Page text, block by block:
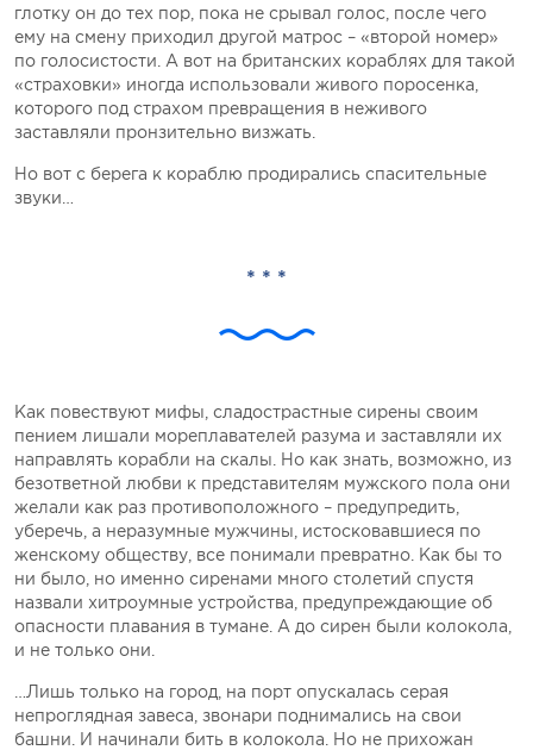
глотку он до тех пор, пока не срывал голос, после чего
ему на смену приходил другой матрос – «второй номер»
по голосистости. А вот на британских кораблях для такой
«страховки» иногда использовали живого поросенка,
которого под страхом превращения в неживого
заставляли пронзительно визжать.
Но вот с берега к кораблю продирались спасительные
звуки…
* * *
Как повествуют мифы, сладострастные сирены своим
пением лишали мореплавателей разума и заставляли их
направлять корабли на скалы. Но как знать, возможно, из
безответной любви к представителям мужского пола они
желали как раз противоположного – предупредить,
уберечь, а неразумные мужчины, истосковавшиеся по
женскому обществу, все понимали превратно. Как бы то
ни было, но именно сиренами много столетий спустя
назвали хитроумные устройства, предупреждающие об
опасности плавания в тумане. А до сирен были колокола,
и не только они.
…Лишь только на город, на порт опускалась серая
непроглядная завеса, звонари поднимались на свои
башни. И начинали бить в колокола. Но не прихожан